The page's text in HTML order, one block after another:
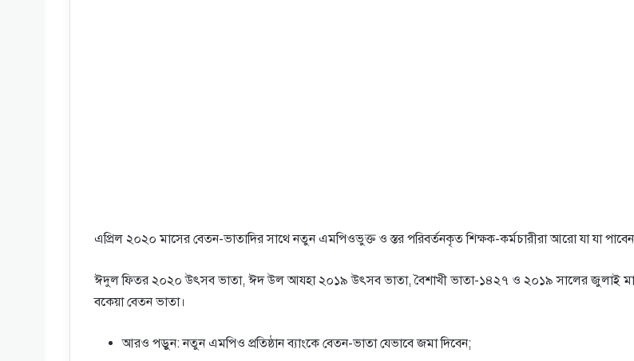
এপ্রিল ২০২০ মাসের বেতন-ভাতাদির সাথে নতুন এমপিওভুক্ত ও স্তর পরিবর্তনকৃত শিক্ষক-কর্মচারীরা আরো যা যা
ঈদুল ফিতর ২০২০ উৎসব ভাতা, ঈদ উল আযহা ২০১৯ উৎসব ভাতা, বৈশাখী ভাতা-১৪২৭ ও ২০১৯ সালের জুলাই
বকেয়া বেতন ভাতা।
আরও পড়ুন: নতুন এমপিও প্রতিষ্ঠান ব্যাংকে বেতন-ভাতা যেভাবে জমা দিবেন;